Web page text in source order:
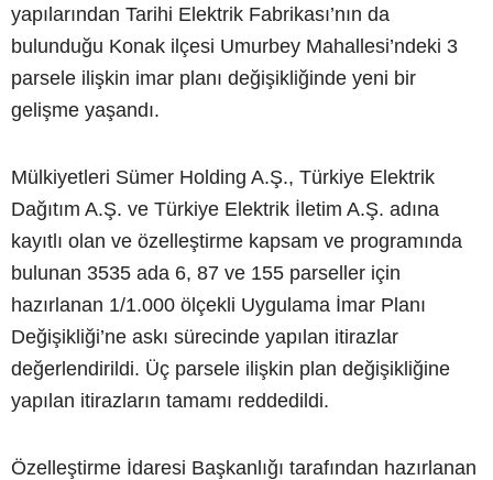
yapılarından Tarihi Elektrik Fabrikası’nın da
bulunduğu Konak ilçesi Umurbey Mahallesi’ndeki 3
parsele ilişkin imar planı değişikliğinde yeni bir
gelişme yaşandı.
Mülkiyetleri Sümer Holding A.Ş., Türkiye Elektrik
Dağıtım A.Ş. ve Türkiye Elektrik İletim A.Ş. adına
kayıtlı olan ve özelleştirme kapsam ve programında
bulunan 3535 ada 6, 87 ve 155 parseller için
hazırlanan 1/1.000 ölçekli Uygulama İmar Planı
Değişikliği’ne askı sürecinde yapılan itirazlar
değerlendirildi. Üç parsele ilişkin plan değişikliğine
yapılan itirazların tamamı reddedildi.
Özelleştirme İdaresi Başkanlığı tarafından hazırlanan